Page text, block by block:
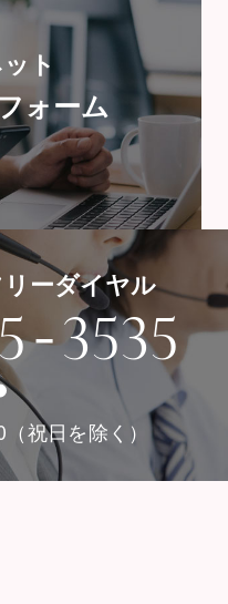
ト
ォーム
ーダイヤル
-3535
祝日を除く）